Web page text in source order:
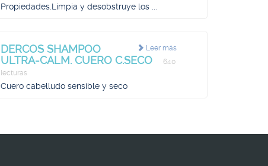
Propiedades.Limpia y desobstruye los ...
Leer más
DERCOS SHAMPOO
ULTRA-CALM. CUERO C.SECO
640
lecturas
Cuero cabelludo sensible y seco